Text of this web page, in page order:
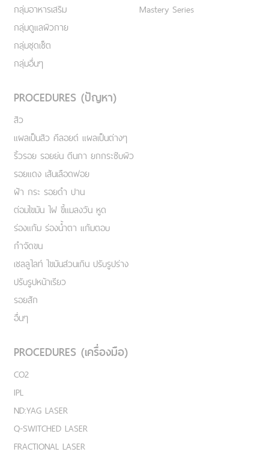
กลุ่มอาหารเสริม
กลุ่มดูแลผิวกาย
กลุ่มชุดเซ็ต
กลุ่มอื่นๆ
Mastery Series
PROCEDURES (ปัญหา)
สิว
แผลเป็นสิว คีลอยด์ แผลเป็นต่างๆ
ริ้วรอย รอยย่น ตีนกา ยกกระชับผิว
รอยแดง เส้นเลือดฟอย
ฝ้า กระ รอยดำ ปาน
ต่อมไขมัน ไฝ ขี้แมลงวัน หูด
ร่องแก้ม ร่องน้ำตา แก้มตอบ
กำจัดขน
เชลลูไลท์ ไขมันส่วนเกิน ปรับรูปร่าง
ปรับรูปหน้าเรียว
รอยสัก
อื่นๆ
PROCEDURES (เครื่องมือ)
CO2
IPL
ND:YAG LASER
Q-SWITCHED LASER
FRACTIONAL LASER